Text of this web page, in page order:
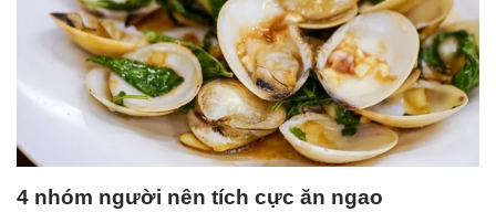
4 nhóm người nên tích cực ăn ngao